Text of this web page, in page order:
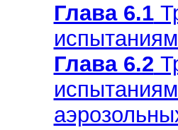
Глава 6.1
Глава 6.2